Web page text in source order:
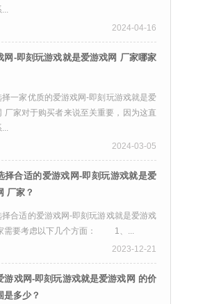
...
2024-04-16
网-即刻玩游戏就是爱游戏网 厂家哪家
家优质的爱游戏网-即刻玩游戏就是爱
厂家对于购买者来说至关重要，因为这直
...
2024-03-05
择合适的爱游戏网-即刻玩游戏就是爱
厂家？
适的爱游戏网-即刻玩游戏就是爱游戏
需要考虑以下几个方面： 1、...
2023-12-21
游戏网-即刻玩游戏就是爱游戏网 的价
是多少？